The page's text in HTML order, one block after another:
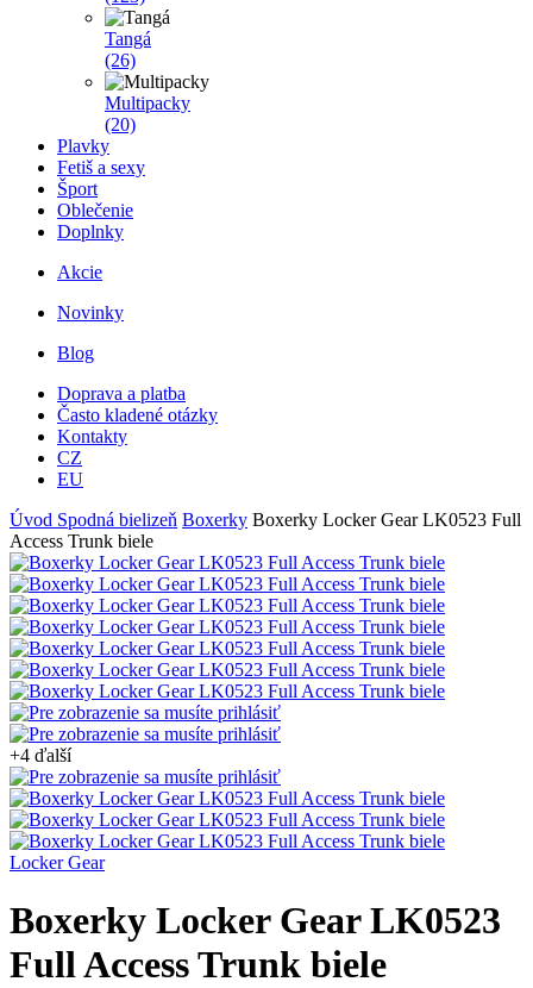
Tangá
(26)
Multipacky
(20)
Plavky
Fetiš a sexy
Šport
Oblečenie
Doplnky
Akcie
Novinky
Blog
Doprava a platba
Často kladené otázky
Kontakty
CZ
EU
Úvod Spodná bielizeň Boxerky Boxerky Locker Gear LK0523 Full
Access Trunk biele
+4 ďalší
Locker Gear
Boxerky Locker Gear LK0523
Full Access Trunk biele